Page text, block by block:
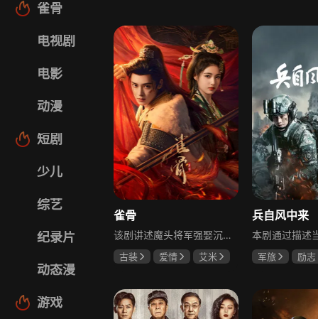
雀骨
电视剧
电影
动漫
短剧
少儿
综艺
纪录片
动态漫
游戏
雀骨
该剧讲述魔头将军强娶沉迷机关术的财迷假千金，两人从契约夫妻起步，在生死局中互扒马甲，爱意与杀意交织共生。过程中他们揭露朝堂阴谋，破解生死乱局，最终共同守护家国太平，融合了权谋、爱情、冒险等多重元素，情节跌宕起伏。
古装 爱情
艾米
兵自风中来
军旅
励志